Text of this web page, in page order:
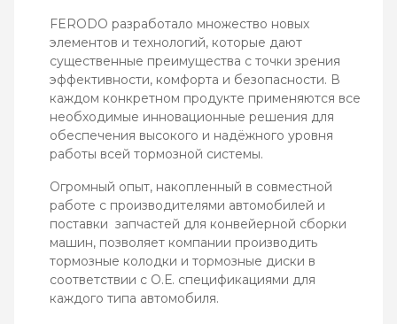
FERODO разработало множество новых
элементов и технологий, которые дают
существенные преимущества с точки зрения
эффективности, комфорта и безопасности. В
каждом конкретном продукте применяются все
необходимые инновационные решения для
обеспечения высокого и надёжного уровня
работы всей тормозной системы.
Огромный опыт, накопленный в совместной
работе с производителями автомобилей и
поставки запчастей для конвейерной сборки
машин, позволяет компании производить
тормозные колодки и тормозные диски в
соответствии с О.Е. спецификациями для
каждого типа автомобиля.